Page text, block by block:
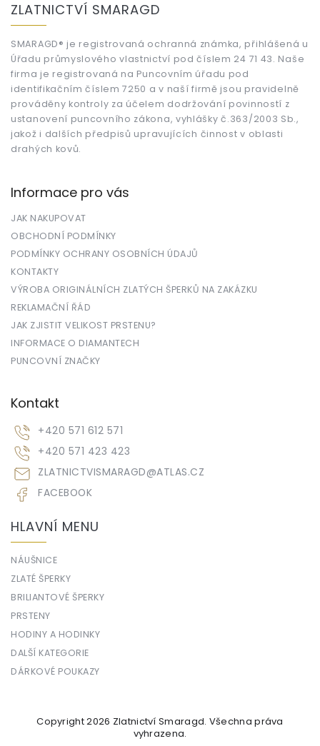
ZLATNICTVÍ SMARAGD
SMARAGD® je registrovaná ochranná známka, přihlášená u
Úřadu průmyslového vlastnictví pod číslem 24 71 43. Naše
firma je registrovaná na Puncovním úřadu pod
identifikačním číslem 7250 a v naší firmě jsou pravidelně
prováděny kontroly za účelem dodržování povinností z
ustanovení puncovního zákona, vyhlášky č.363/2003 Sb.,
jakož i dalších předpisů upravujících činnost v oblasti
drahých kovů.
Informace pro vás
JAK NAKUPOVAT
OBCHODNÍ PODMÍNKY
PODMÍNKY OCHRANY OSOBNÍCH ÚDAJŮ
KONTAKTY
VÝROBA ORIGINÁLNÍCH ZLATÝCH ŠPERKŮ NA ZAKÁZKU
REKLAMAČNÍ ŘÁD
JAK ZJISTIT VELIKOST PRSTENU?
INFORMACE O DIAMANTECH
PUNCOVNÍ ZNAČKY
Kontakt
ZLATNICTVISMARAGD@ATLAS.CZ
+420 571 612 571
+420 571 423 423
FACEBOOK
HLAVNÍ MENU
NÁUŠNICE
ZLATÉ ŠPERKY
BRILIANTOVÉ ŠPERKY
PRSTENY
HODINY A HODINKY
DALŠÍ KATEGORIE
DÁRKOVÉ POUKAZY
Copyright 2026 Zlatnictví Smaragd. Všechna práva
vyhrazena.